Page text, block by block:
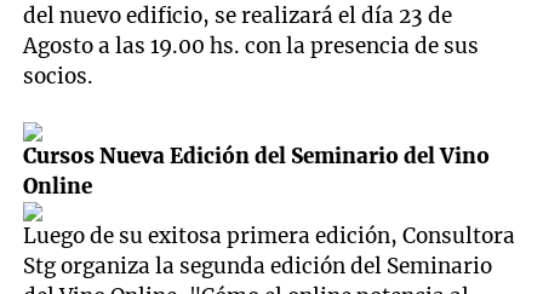
del nuevo edificio, se realizará el día 23 de
Agosto a las 19.00 hs. con la presencia de sus
socios.
Cursos Nueva Edición del Seminario del Vino
Online
Luego de su exitosa primera edición, Consultora
Stg organiza la segunda edición del Seminario